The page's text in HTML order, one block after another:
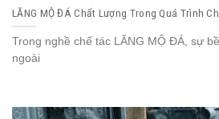
LĂNG MỘ ĐÁ Chất Lượng Trong Quá Trình
Trong nghề chế tác LĂNG MỘ ĐÁ, sự
ngoài